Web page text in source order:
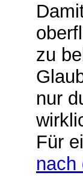
zu
nur
Für
nach